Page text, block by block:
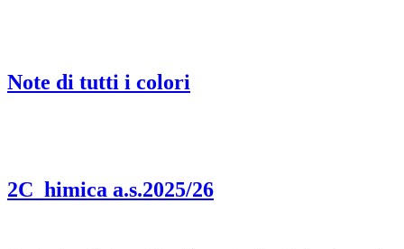
Note di tutti i colori
2C_himica a.s.2025/26